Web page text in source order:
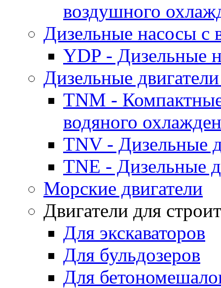
воздушного
Дизельные насосы
YDP - Дизельные
Дизельные
TNM -
водяного
TNV - Дизельные
TNE - Дизельные
Морские двигатели
Двигатели для
Для экскаваторов
Для бульдозеров
Для